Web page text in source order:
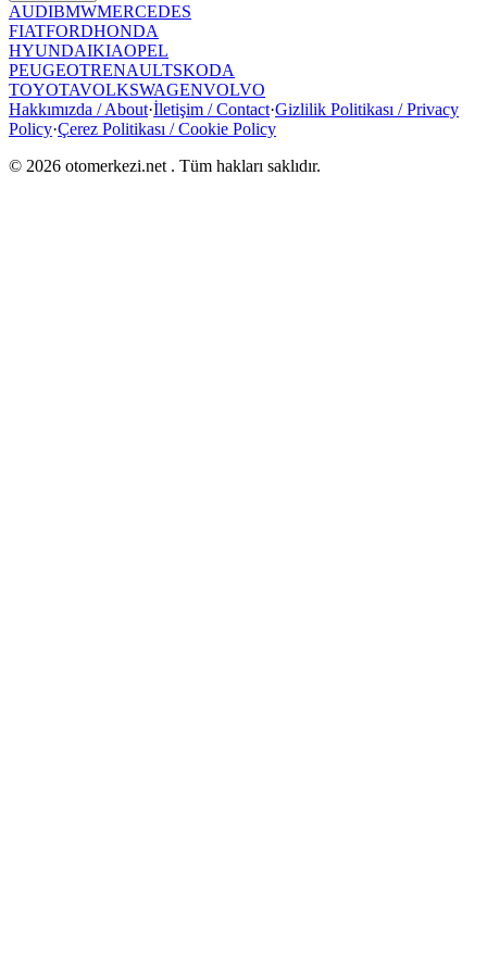
AUDIBMWMERCEDES
FIATFORDHONDA
HYUNDAIKIAOPEL
PEUGEOTRENAULTSKODA
TOYOTAVOLKSWAGENVOLVO
Hakkımızda / About·İletişim / Contact·Gizlilik Politikası / Privacy
Policy·Çerez Politikası / Cookie Policy
© 2026 otomerkezi.net . Tüm hakları saklıdır.